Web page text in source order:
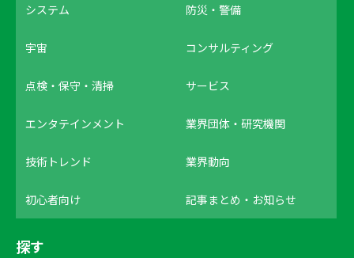
システム 防災・警備
宇宙 コンサルティング
点検・保守・清掃 サービス
エンタテインメント 業界団体・研究機関
技術トレンド 業界動向
初心者向け 記事まとめ・お知らせ
探す